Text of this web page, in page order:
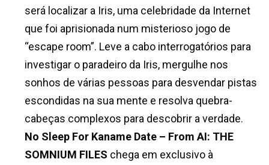
será localizar a Iris, uma celebridade da Internet
que foi aprisionada num misterioso jogo de
“escape room”. Leve a cabo interrogatórios para
investigar o paradeiro da Iris, mergulhe nos
sonhos de várias pessoas para desvendar pistas
escondidas na sua mente e resolva quebra-
cabeças complexos para descobrir a verdade.
No Sleep For Kaname Date – From AI: THE
SOMNIUM FILES chega em exclusivo à